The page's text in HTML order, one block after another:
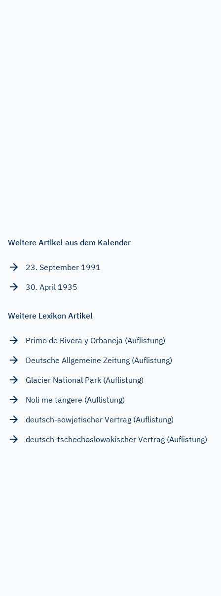
Weitere Artikel aus dem Kalender
23. September 1991
30. April 1935
Weitere Lexikon Artikel
Primo de Rivera y Orbaneja (Auflistung)
Deutsche Allgemeine Zeitung (Auflistung)
Glacier National Park (Auflistung)
Noli me tangere (Auflistung)
deutsch-sowjetischer Vertrag (Auflistung)
deutsch-tschechoslowakischer Vertrag (Auflistung)